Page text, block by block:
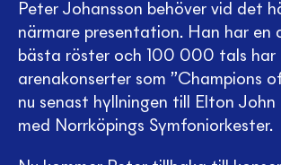
Peter Johansson behöver vid det
närmare presentation. Han har en
bästa röster och 100 000 tals har
arenakonserter som ”Champions
nu senast hyllningen till Elton John
med Norrköpings Symfoniorkester.